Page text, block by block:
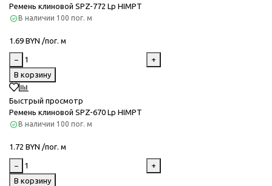
Ремень клиновой SPZ-772 Lp HIMPT
В наличии 100 пог. м
1.69 BYN /пог. м
−
+
В корзину
Быстрый просмотр
Ремень клиновой SPZ-670 Lp HIMPT
В наличии 100 пог. м
1.72 BYN /пог. м
−
+
В корзину